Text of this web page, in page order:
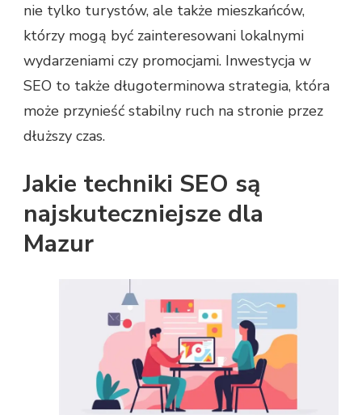
nie tylko turystów, ale także mieszkańców,
którzy mogą być zainteresowani lokalnymi
wydarzeniami czy promocjami. Inwestycja w
SEO to także długoterminowa strategia, która
może przynieść stabilny ruch na stronie przez
dłuższy czas.
Jakie techniki SEO są
najskuteczniejsze dla
Mazur